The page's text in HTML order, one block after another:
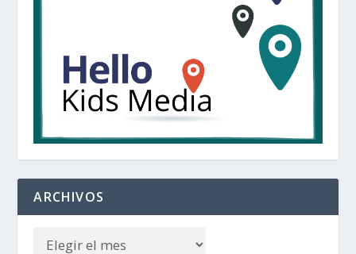
ARCHIVOS